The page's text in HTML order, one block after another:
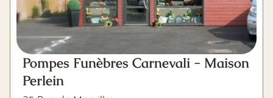
Pompes Funèbres Carnevali - Maison
Perlein